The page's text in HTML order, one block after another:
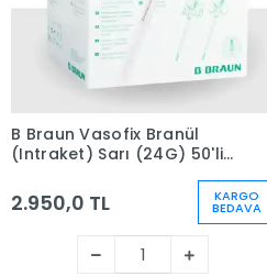
B Braun Vasofix Branül
(Intraket) Sarı (24G) 50'li
2.950,0 TL KARGO
BEDAVA